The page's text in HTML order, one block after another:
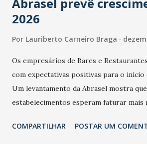
Abrasel prevê
2026
Por Lauriberto Carneiro Braga
Os empresários de Bares e
com expectativas positivas para o início
Um levantamento da Abrasel mostra
estabelecimentos esperam faturar mais
relação ao último trimestre deste ano,
COMPARTILHAR POSTAR UM